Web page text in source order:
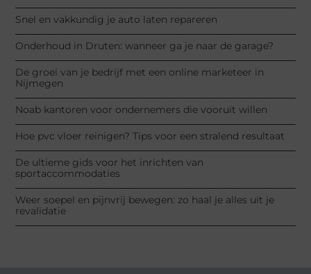
Snel en vakkundig je auto laten repareren
Onderhoud in Druten: wanneer ga je naar de garage?
De groei van je bedrijf met een online marketeer in
Nijmegen
Noab kantoren voor ondernemers die vooruit willen
Hoe pvc vloer reinigen? Tips voor een stralend resultaat
De ultieme gids voor het inrichten van
sportaccommodaties
Weer soepel en pijnvrij bewegen: zo haal je alles uit je
revalidatie